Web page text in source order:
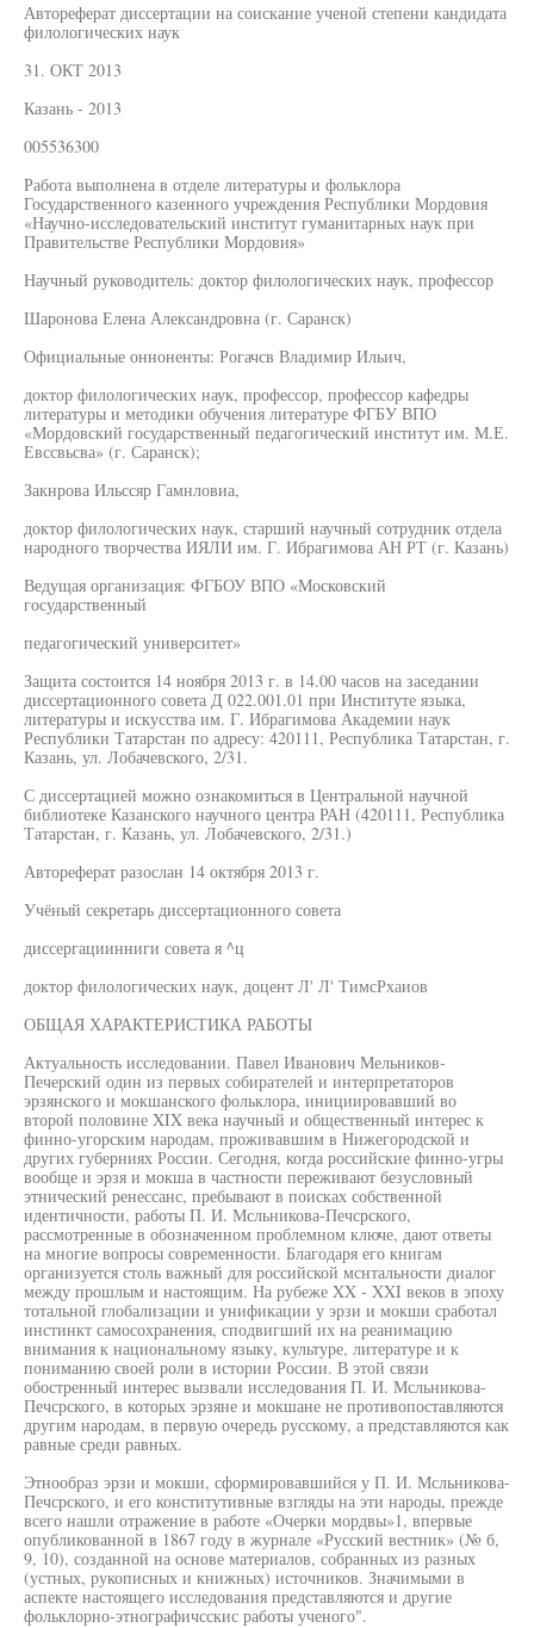
Автореферат диссертации на соискание ученой степени кандидата
филологических наук
31. ОКТ 2013
Казань - 2013
005536300
Работа выполнена в отделе литературы и фольклора
Государственного казенного учреждения Республики Мордовия
«Научно-исследовательский институт гуманитарных наук при
Правительстве Республики Мордовия»
Научный руководитель: доктор филологических наук, профессор
Шаронова Елена Александровна (г. Саранск)
Официальные онноненты: Рогачсв Владимир Ильич,
доктор филологических наук, профессор, профессор кафедры
литературы и методики обучения литературе ФГБУ ВПО
«Мордовский государственный педагогический институт им. М.Е.
Евссвьсва» (г. Саранск);
Закнрова Ильссяр Гамнловиа,
доктор филологических наук, старший научный сотрудник отдела
народного творчества ИЯЛИ им. Г. Ибрагимова АН РТ (г. Казань)
Ведущая организация: ФГБОУ ВПО «Московский
государственный
педагогический университет»
Защита состоится 14 ноября 2013 г. в 14.00 часов на заседании
диссертационного совета Д 022.001.01 при Институте языка,
литературы и искусства им. Г. Ибрагимова Академии наук
Республики Татарстан по адресу: 420111, Республика Татарстан, г.
Казань, ул. Лобачевского, 2/31.
С диссертацией можно ознакомиться в Центральной научной
библиотеке Казанского научного центра РАН (420111, Республика
Татарстан, г. Казань, ул. Лобачевского, 2/31.)
Автореферат разослан 14 октября 2013 г.
Учёный секретарь диссертационного совета
диссергациинниги совета я ^ц
доктор филологических наук, доцент Л' Л' ТимсРхаиов
ОБЩАЯ ХАРАКТЕРИСТИКА РАБОТЫ
Актуальность исследовании. Павел Иванович Мельников-
Печерский один из первых собирателей и интерпретаторов
эрзянского и мокшанского фольклора, инициировавший во
второй половине XIX века научный и общественный интерес к
финно-угорским народам, проживавшим в Нижегородской и
других губерниях России. Сегодня, когда российские финно-угры
вообще и эрзя и мокша в частности переживают безусловный
этнический ренессанс, пребывают в поисках собственной
идентичности, работы П. И. Мсльникова-Печсрского,
рассмотренные в обозначенном проблемном ключе, дают ответы
на многие вопросы современности. Благодаря его книгам
организуется столь важный для российской мснтальности диалог
между прошлым и настоящим. На рубеже XX - XXI веков в эпоху
тотальной глобализации и унификации у эрзи и мокши сработал
инстинкт самосохранения, сподвигший их на реанимацию
внимания к национальному языку, культуре, литературе и к
пониманию своей роли в истории России. В этой связи
обостренный интерес вызвали исследования П. И. Мсльникова-
Печсрского, в которых эрзяне и мокшане не противопоставляются
другим народам, в первую очередь русскому, а представляются как
равные среди равных.
Этнообраз эрзи и мокши, сформировавшийся у П. И. Мсльникова-
Печсрского, и его конститутивные взгляды на эти народы, прежде
всего нашли отражение в работе «Очерки мордвы»1, впервые
опубликованной в 1867 году в журнале «Русский вестник» (№ б,
9, 10), созданной на основе материалов, собранных из разных
(устных, рукописных и книжных) источников. Значимыми в
аспекте настоящего исследования представляются и другие
фольклорно-этнографичсскис работы ученого".